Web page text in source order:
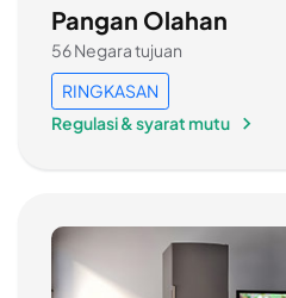
Pangan Olahan
56 Negara tujuan
RINGKASAN
Regulasi & syarat mutu